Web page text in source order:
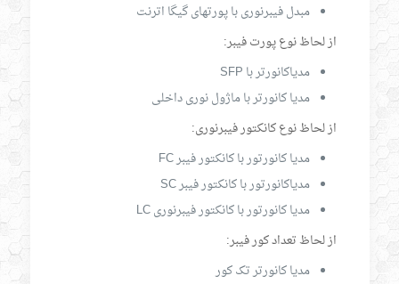
مبدل فیبرنوری با پورتهای گیگا اترنت
از لحاظ نوع پورت فیبر:
مدیاکانورتر با SFP
مدیا کانورتر با ماژول نوری داخلی
از لحاظ نوع کانکتور فیبرنوری:
مدیا کانورتور با کانکتور فیبر FC
مدیاکانورتور با کانکتور فیبر SC
مدیا کانورتور با کانکتور فیبرنوری LC
از لحاظ تعداد کور فیبر:
مدیا کانورتر تک کور